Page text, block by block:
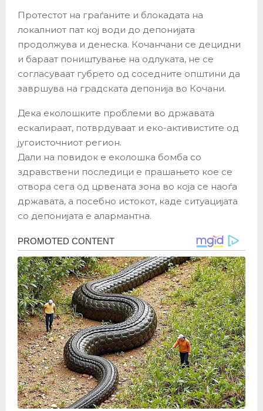
Протестот на граѓаните и блокадата на
локалниот пат кој води до депонијата
продолжува и денеска. Кочанчани се децидни
и бараат поништување на одлуката, не се
согласуваат губрето од соседните општини да
завршува на градската депонија во Кочани.
Дека еколошките проблеми во државата
ескалираат, потврдуваат и еко-активистите од
југоисточниот регион.
Дали на повидок е еколошка бомба со
здравствени последици е прашањето кое се
отвора сега од црвената зона во која се наоѓа
државата, а посебно истокот, каде ситуацијата
со депонијата е алармантна.